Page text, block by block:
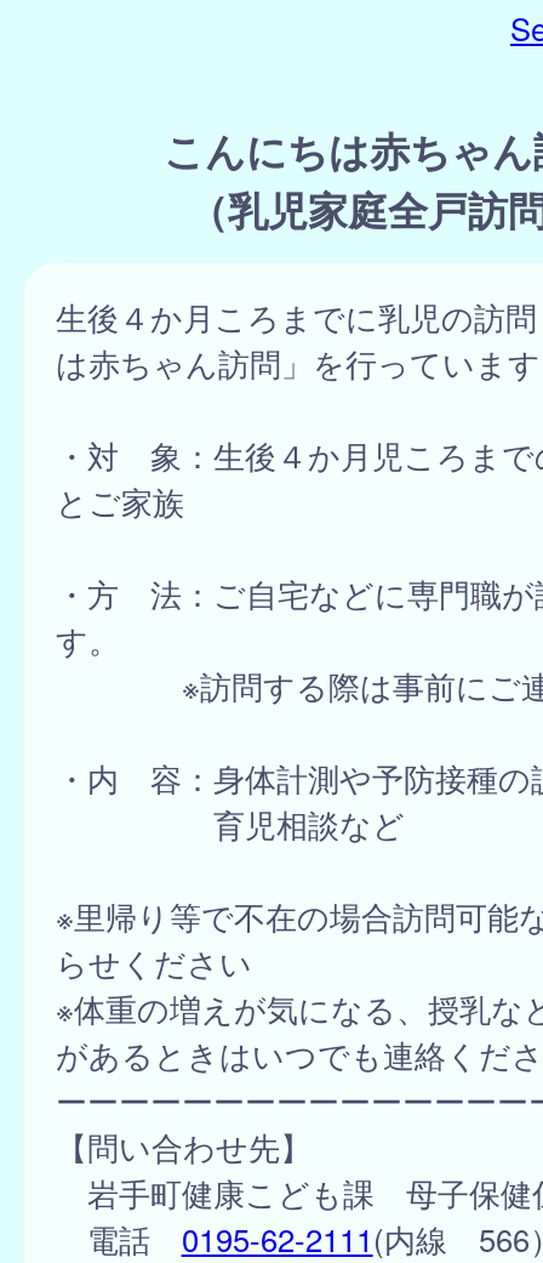
こんにちは赤ちゃ
（乳児家庭全戸訪
生後４か月ころまでに乳児の訪
は赤ちゃん訪問」を行っていま
・対 象：生後４か月児ころま
とご家族
・方 法：ご自宅などに専門職
す。
※訪問する際は事前にご連
・内 容：身体計測や予防接種の
育児相談など
※里帰り等で不在の場合訪問可能
らせください
※体重の増えが気になる、授乳な
があるときはいつでも連絡くだ
ーーーーーーーーーーーーーーー
【問い合わせ先】
岩手町健康こども課 母子保健
電話 0195-62-2111(内線 566